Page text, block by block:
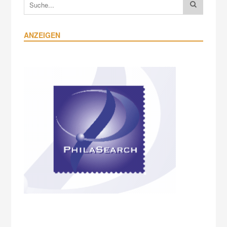
ANZEIGEN